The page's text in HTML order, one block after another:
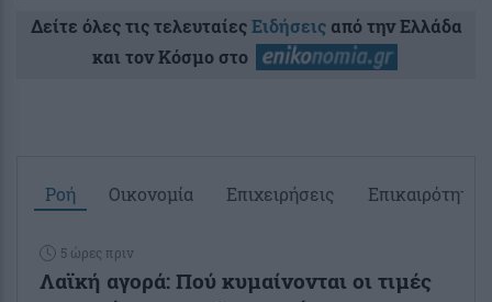
Δείτε όλες τις τελευταίεςΕιδήσειςαπό την Ελλάδα
και τον Κόσμο στο
Ροή Οικονομία Επιχειρήσεις Επικαιρότητα
5 ώρες πριν
Λαϊκή αγορά: Πού κυμαίνονται οι τιμές